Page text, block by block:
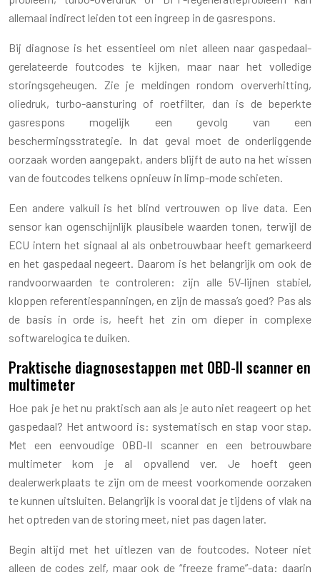
allemaal indirect leiden tot een ingreep in de gasrespons.
Bij diagnose is het essentieel om niet alleen naar gaspedaal-
gerelateerde foutcodes te kijken, maar naar het volledige
storingsgeheugen. Zie je meldingen rondom oververhitting,
oliedruk, turbo-aansturing of roetfilter, dan is de beperkte
gasrespons mogelijk een gevolg van een
beschermingsstrategie. In dat geval moet de onderliggende
oorzaak worden aangepakt, anders blijft de auto na het wissen
van de foutcodes telkens opnieuw in limp-mode schieten.
Een andere valkuil is het blind vertrouwen op live data. Een
sensor kan ogenschijnlijk plausibele waarden tonen, terwijl de
ECU intern het signaal al als onbetrouwbaar heeft gemarkeerd
en het gaspedaal negeert. Daarom is het belangrijk om ook de
randvoorwaarden te controleren: zijn alle 5V-lijnen stabiel,
kloppen referentiespanningen, en zijn de massa’s goed? Pas als
de basis in orde is, heeft het zin om dieper in complexe
softwarelogica te duiken.
Praktische diagnosestappen met OBD-II scanner en
multimeter
Hoe pak je het nu praktisch aan als je auto niet reageert op het
gaspedaal? Het antwoord is: systematisch en stap voor stap.
Met een eenvoudige OBD‑II scanner en een betrouwbare
multimeter kom je al opvallend ver. Je hoeft geen
dealerwerkplaats te zijn om de meest voorkomende oorzaken
te kunnen uitsluiten. Belangrijk is vooral dat je tijdens of vlak na
het optreden van de storing meet, niet pas dagen later.
Begin altijd met het uitlezen van de foutcodes. Noteer niet
alleen de codes zelf, maar ook de “freeze frame”-data: daarin